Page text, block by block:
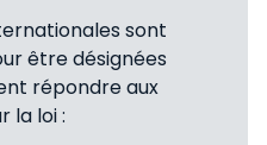
sont
être désignées
répondre aux
la loi :